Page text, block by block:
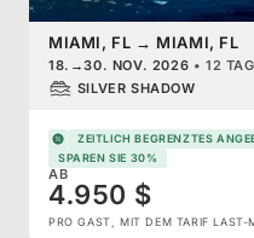
MIAMI, FL → MIAMI, FL
18. →30. NOV. 2026 •12
SILVER SHADOW
ZEITLICH BEGRENZTES
SPAREN SIE 30%
AB
4.950 $
PRO GAST, MIT DEM TARIF LAST-